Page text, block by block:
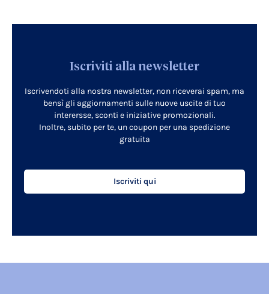
Iscriviti alla newsletter
Iscrivendoti alla nostra newsletter, non riceverai spam, ma
bensì gli aggiornamenti sulle nuove uscite di tuo
interersse, sconti e iniziative promozionali.
Inoltre, subito per te, un coupon per una spedizione
gratuita
Iscriviti qui